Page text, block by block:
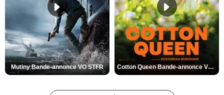
Mutiny Bande-annonce VO STFR Cotton Queen Bande-annonce VO STFR